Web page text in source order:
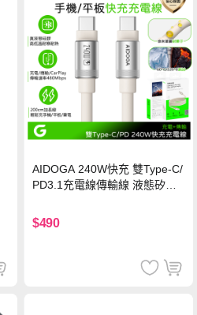
AIDOGA 240W快充 雙Type-C/
PD3.1充電線傳輸線 液態矽膠
機/平板/筆電
$490